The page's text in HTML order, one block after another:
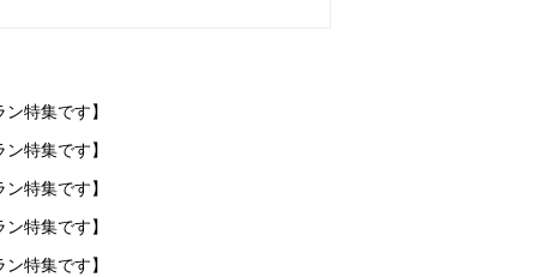
特集です】
特集です】
特集です】
特集です】
特集です】